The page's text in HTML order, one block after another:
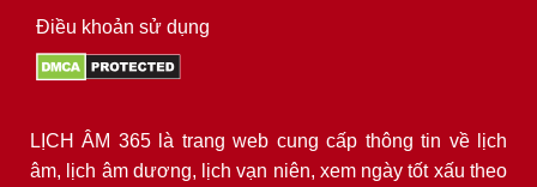
Điều khoản sử dụng
LỊCH ÂM 365 là trang web cung cấp thông tin về lịch
âm, lịch âm dương, lịch vạn niên, xem ngày tốt xấu theo